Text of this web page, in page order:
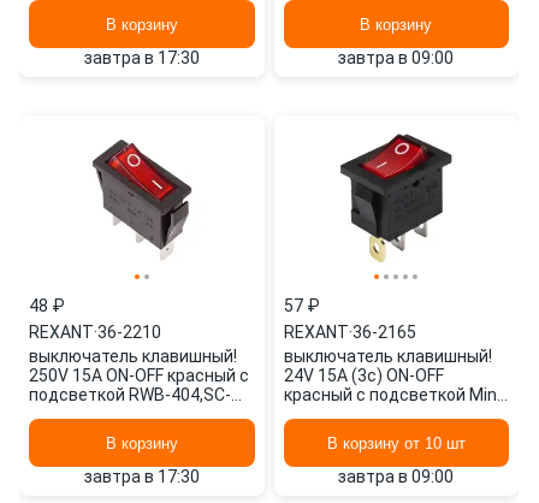
214, MIR REXANT
В корзину
завтра в 17:30
REXANT
В корзину
завтра в 09:00
48 ₽
REXANT·36-2210
выключатель клавишный!
250V 15А ON-OFF красный с
подсветкой RWB-404,SC-
REXANT
В корзину
завтра в 17:30
57 ₽
REXANT·36-2165
выключатель клавишный!
24V 15А (3с) ON-OFF
красный с подсветкой Mini
REXANTВ корзину от 10 шт
завтра в 09:00